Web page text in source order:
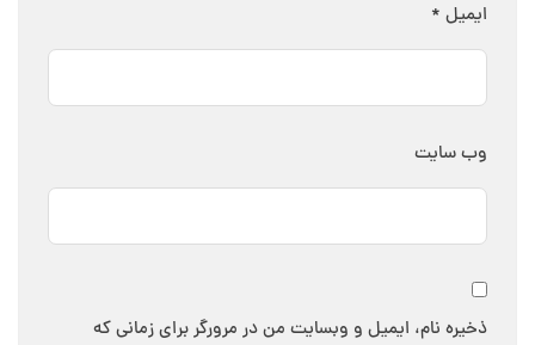
ایمیل *
وب‌ سایت
ذخیره نام، ایمیل و وبسایت من در مرورگر برای زمانی که